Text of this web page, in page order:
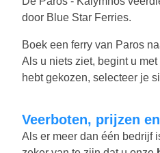
door Blue Star Ferries.
Boek een ferry van Paros
Als u niets ziet, begint u
hebt gekozen, selecteer je
Veerboten, prijzen
Als er meer dan één bedrijf